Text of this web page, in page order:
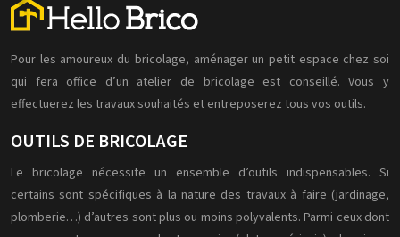
Pour les amoureux du bricolage, aménager un petit espace chez soi
qui fera office d’un atelier de bricolage est conseillé. Vous y
effectuerez les travaux souhaités et entreposerez tous vos outils.
OUTILS DE BRICOLAGE
Le bricolage nécessite un ensemble d’outils indispensables. Si
certains sont spécifiques à la nature des travaux à faire (jardinage,
plomberie…) d’autres sont plus ou moins polyvalents. Parmi ceux dont